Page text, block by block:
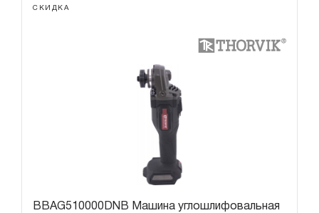
СКИДКА
BBAG510000DNB Машина углошлифовальная